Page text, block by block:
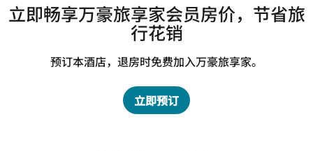
立即畅享万豪旅享家会员房价，节省旅
行花销
预订本酒店，退房时免费加入万豪旅享家。
立即预订